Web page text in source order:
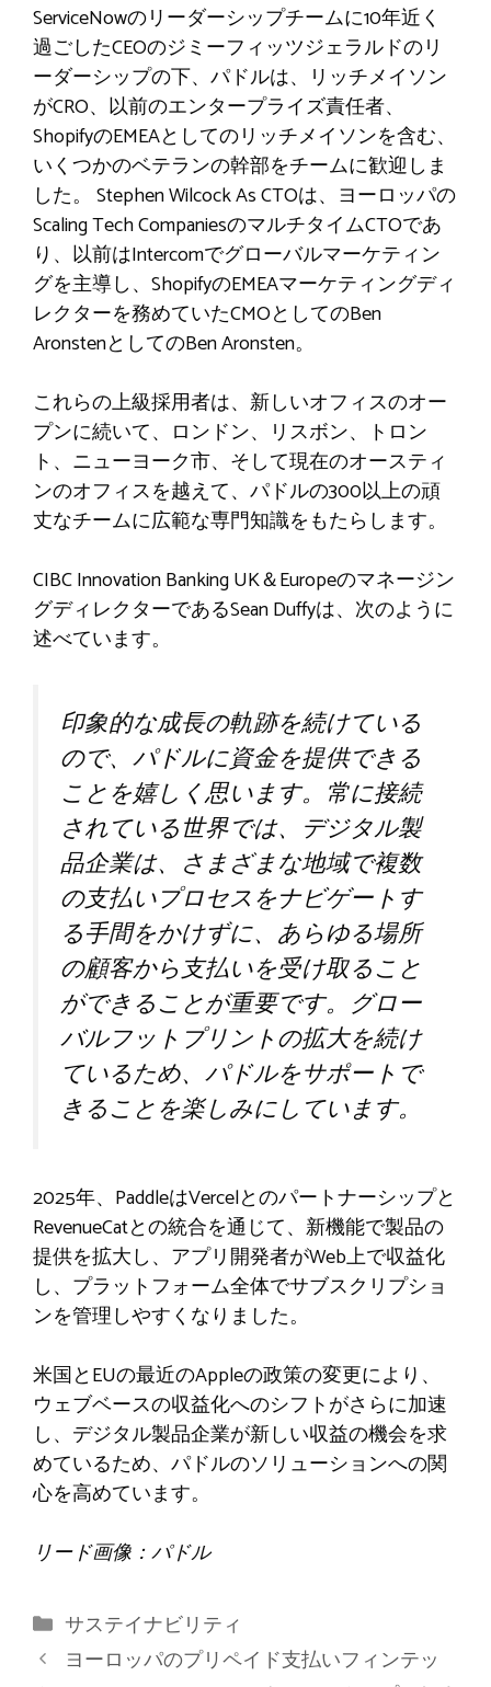
ServiceNowのリーダーシップチームに10年近く
過ごしたCEOのジミーフィッツジェラルドのリ
ーダーシップの下、パドルは、リッチメイソン
がCRO、以前のエンタープライズ責任者、
ShopifyのEMEAとしてのリッチメイソンを含む、
いくつかのベテランの幹部をチームに歓迎しま
した。 Stephen Wilcock As CTOは、ヨーロッパの
Scaling Tech CompaniesのマルチタイムCTOであ
り、以前はIntercomでグローバルマーケティン
グを主導し、ShopifyのEMEAマーケティングディ
レクターを務めていたCMOとしてのBen
AronstenとしてのBen Aronsten。
これらの上級採用者は、新しいオフィスのオー
プンに続いて、ロンドン、リスボン、トロン
ト、ニューヨーク市、そして現在のオースティ
ンのオフィスを越えて、パドルの300以上の頑
丈なチームに広範な専門知識をもたらします。
CIBC Innovation Banking UK＆Europeのマネージン
グディレクターであるSean Duffyは、次のように
述べています。
印象的な成長の軌跡を続けている
ので、パドルに資金を提供できる
ことを嬉しく思います。常に接続
されている世界では、デジタル製
品企業は、さまざまな地域で複数
の支払いプロセスをナビゲートす
る手間をかけずに、あらゆる場所
の顧客から支払いを受け取ること
ができることが重要です。グロー
バルフットプリントの拡大を続け
ているため、パドルをサポートで
きることを楽しみにしています。
2025年、PaddleはVercelとのパートナーシップと
RevenueCatとの統合を通じて、新機能で製品の
提供を拡大し、アプリ開発者がWeb上で収益化
し、プラットフォーム全体でサブスクリプショ
ンを管理しやすくなりました。
米国とEUの最近のAppleの政策の変更により、
ウェブベースの収益化へのシフトがさらに加速
し、デジタル製品企業が新しい収益の機会を求
めているため、パドルのソリューションへの関
心を高めています。
リード画像：パドル
カ
テ
サステイナビリティ
ヨーロッパのプリペイド支払いフィンテッ